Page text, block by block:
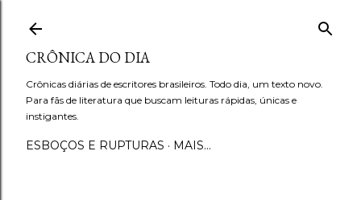
CRÔNICA DO DIA
Crônicas diárias de escritores brasileiros. Todo dia, um texto novo.
Para fãs de literatura que buscam leituras rápidas, únicas e
instigantes.
ESBOÇOS E RUPTURAS MAIS…